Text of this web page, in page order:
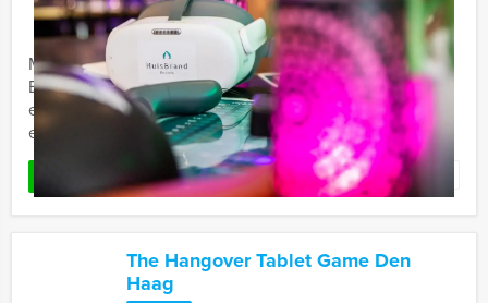
Maak in Delft kennis met de crime city brunch game.
Een hypermodern, virtueel GPS spel in combinatie met
een overheerlijk 3-gangen brunch. Kruip in de huid van
een ...
Favoriet
The Hangover Tablet Game Den
Haag